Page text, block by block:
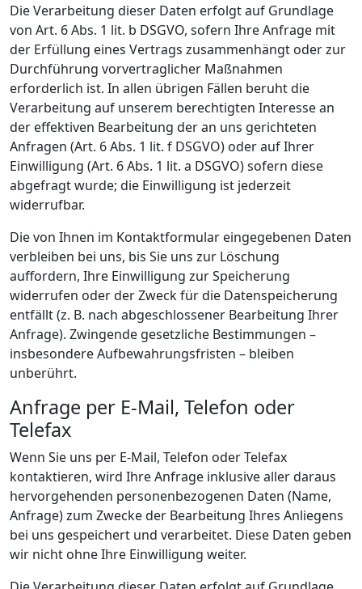
Die Verarbeitung dieser Daten erfolgt auf Grundlage
von Art. 6 Abs. 1 lit. b DSGVO, sofern Ihre Anfrage mit
der Erfüllung eines Vertrags zusammenhängt oder zur
Durchführung vorvertraglicher Maßnahmen
erforderlich ist. In allen übrigen Fällen beruht die
Verarbeitung auf unserem berechtigten Interesse an
der effektiven Bearbeitung der an uns gerichteten
Anfragen (Art. 6 Abs. 1 lit. f DSGVO) oder auf Ihrer
Einwilligung (Art. 6 Abs. 1 lit. a DSGVO) sofern diese
abgefragt wurde; die Einwilligung ist jederzeit
widerrufbar.
Die von Ihnen im Kontaktformular eingegebenen Daten
verbleiben bei uns, bis Sie uns zur Löschung
auffordern, Ihre Einwilligung zur Speicherung
widerrufen oder der Zweck für die Datenspeicherung
entfällt (z. B. nach abgeschlossener Bearbeitung Ihrer
Anfrage). Zwingende gesetzliche Bestimmungen –
insbesondere Aufbewahrungsfristen – bleiben
unberührt.
Anfrage per E-Mail, Telefon oder
Telefax
Wenn Sie uns per E-Mail, Telefon oder Telefax
kontaktieren, wird Ihre Anfrage inklusive aller daraus
hervorgehenden personenbezogenen Daten (Name,
Anfrage) zum Zwecke der Bearbeitung Ihres Anliegens
bei uns gespeichert und verarbeitet. Diese Daten geben
wir nicht ohne Ihre Einwilligung weiter.